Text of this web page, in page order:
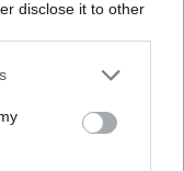
disclose it to other
πλαίσιο της Διπλής
και